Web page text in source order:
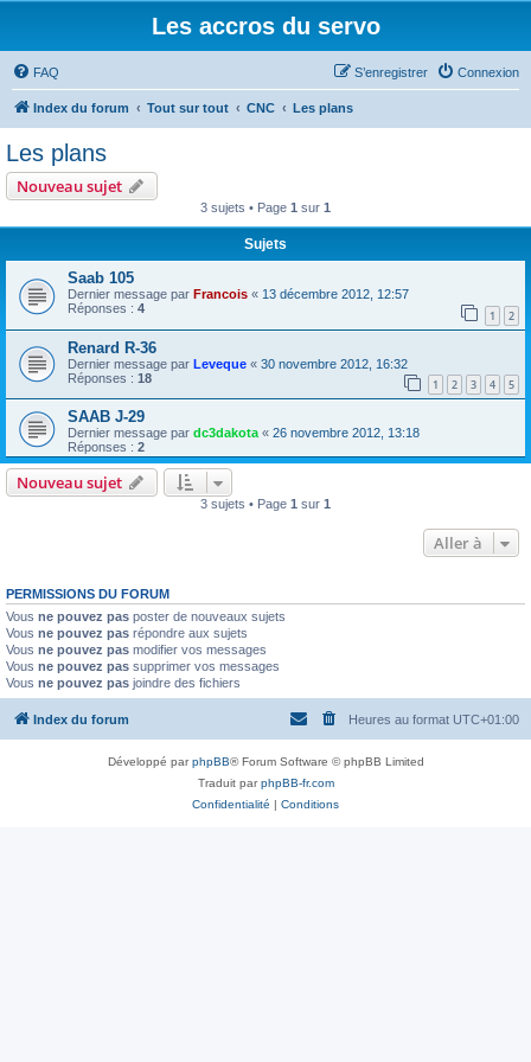
Les accros du servo
FAQ Connexion
S’enregistrer
Index du forum Tout sur tout CNC Les plans
Les plans
Nouveau sujet
3 sujets • Page 1 sur 1
Sujets
Saab 105
Dernier message par Francois « 13 décembre 2012, 12:57
Réponses : 4 1 2
Renard R-36
Dernier message par Leveque « 30 novembre 2012, 16:32
Réponses : 18 1 2 3 4 5
SAAB J-29
Dernier message par dc3dakota « 26 novembre 2012, 13:18
Réponses : 2
Nouveau sujet
3 sujets • Page 1 sur 1
Aller à
PERMISSIONS DU FORUM
Vous ne pouvez pas poster de nouveaux sujets
Vous ne pouvez pas répondre aux sujets
Vous ne pouvez pas modifier vos messages
Vous ne pouvez pas supprimer vos messages
Vous ne pouvez pas joindre des fichiers
Index du forum Heures au format UTC+01:00
Développé parphpBB® Forum Software © phpBB Limited
Traduit parphpBB-fr.com
Confidentialité | Conditions